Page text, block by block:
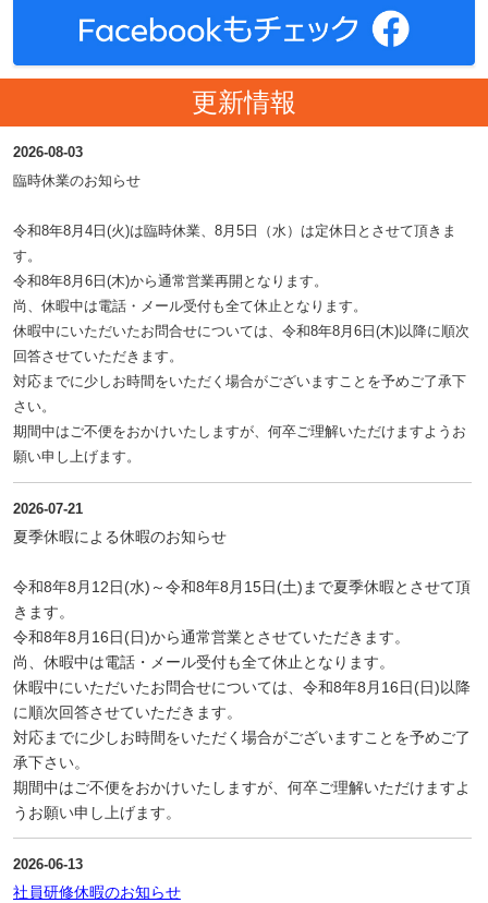
更新情報
2026-08-03
臨時休業のお知らせ
令和8年8月4日(火)は臨時休業、8月5日（水）は定休日とさせて頂きま
す。
令和8年8月6日(木)から通常営業再開となります。
尚、休暇中は電話・メール受付も全て休止となります。
休暇中にいただいたお問合せについては、令和8年8月6日(木)以降に順次
回答させていただきます。
対応までに少しお時間をいただく場合がございますことを予めご了承下
さい。
期間中はご不便をおかけいたしますが、何卒ご理解いただけますようお
願い申し上げます。
2026-07-21
夏季休暇による休暇のお知らせ
令和8年8月12日(水)～令和8年8月15日(土)まで夏季休暇とさせて頂
きます。
令和8年8月16日(日)から通常営業とさせていただきます。
尚、休暇中は電話・メール受付も全て休止となります。
休暇中にいただいたお問合せについては、令和8年8月16日(日)以降
に順次回答させていただきます。
対応までに少しお時間をいただく場合がございますことを予めご了
承下さい。
期間中はご不便をおかけいたしますが、何卒ご理解いただけますよ
うお願い申し上げます。
2026-06-13
社員研修休暇のお知らせ